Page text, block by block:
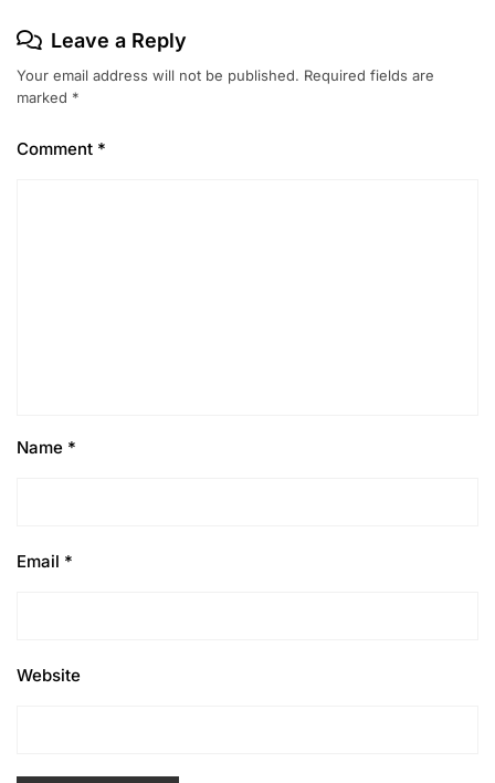
Leave a Reply
Your email address will not be published. Required fields are
marked *
Comment *
Name *
Email *
Website